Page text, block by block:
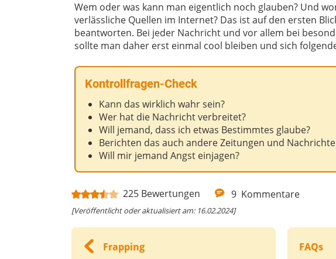
Wem oder was kann man eigentlich noch glauben? Und
verlässliche Quellen im Internet? Das ist auf den ersten
beantworten. Bei jeder Nachricht und vor allem bei
sollte man daher erst einmal cool bleiben und sich
Kontrollfragen-Check
Kann das wirklich wahr sein?
Wer hat die Nachricht verbreitet?
Will jemand, dass ich etwas Bestimmtes glaube?
Berichten das auch andere Zeitungen und
Will mir jemand Angst einjagen?
225 Bewertungen 9 Kommentare
[Veröffentlicht oder aktualisiert am: 16.02.2024]
Frapping FAQs